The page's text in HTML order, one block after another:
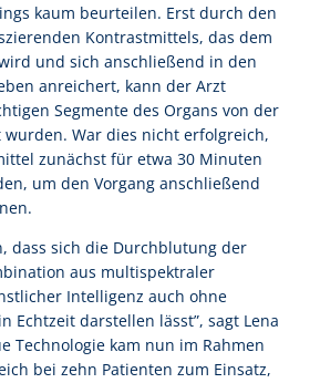
kaum beurteilen. Erst durch den
Kontrastmittels, das dem
und sich anschließend in den
anreichert, kann der Arzt
Segmente des Organs von der
War dies nicht erfolgreich,
zunächst für etwa 30 Minuten
um den Vorgang anschließend
dass sich die Durchblutung der
aus multispektraler
Intelligenz auch ohne
Echtzeit darstellen lässt”, sagt Lena
Technologie kam nun im Rahmen
bei zehn Patienten zum Einsatz,